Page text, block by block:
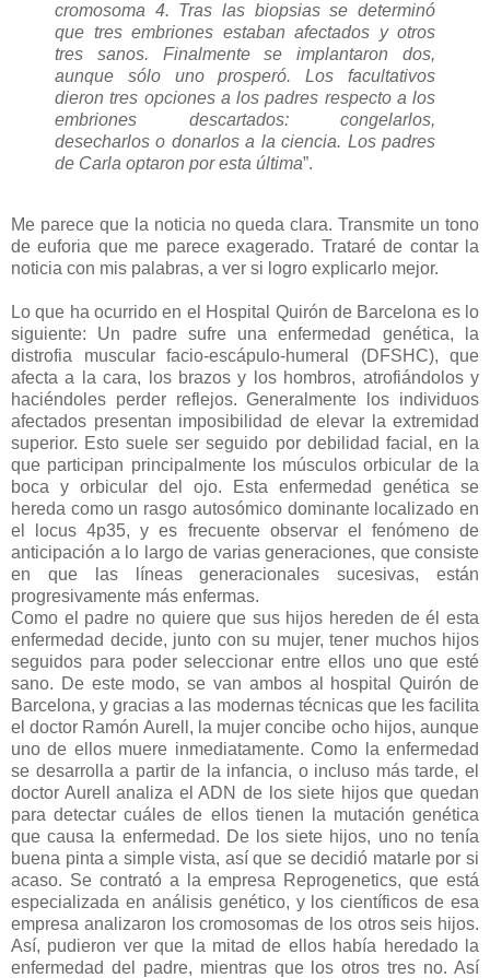
cromosoma 4. Tras las biopsias se determinó
que tres embriones estaban afectados y otros
tres sanos. Finalmente se implantaron dos,
aunque sólo uno prosperó. Los facultativos
dieron tres opciones a los padres respecto a los
embriones descartados: congelarlos,
desecharlos o donarlos a la ciencia. Los padres
de Carla optaron por esta última”.
Me parece que la noticia no queda clara. Transmite un tono
de euforia que me parece exagerado. Trataré de contar la
noticia con mis palabras, a ver si logro explicarlo mejor.
Lo que ha ocurrido en el Hospital Quirón de Barcelona es lo
siguiente: Un padre sufre una enfermedad genética, la
distrofia muscular facio-escápulo-humeral (DFSHC), que
afecta a la cara, los brazos y los hombros, atrofiándolos y
haciéndoles perder reflejos. Generalmente los individuos
afectados presentan imposibilidad de elevar la extremidad
superior. Esto suele ser seguido por debilidad facial, en la
que participan principalmente los músculos orbicular de la
boca y orbicular del ojo. Esta enfermedad genética se
hereda como un rasgo autosómico dominante localizado en
el locus 4p35, y es frecuente observar el fenómeno de
anticipación a lo largo de varias generaciones, que consiste
en que las líneas generacionales sucesivas, están
progresivamente más enfermas.
Como el padre no quiere que sus hijos hereden de él esta
enfermedad decide, junto con su mujer, tener muchos hijos
seguidos para poder seleccionar entre ellos uno que esté
sano. De este modo, se van ambos al hospital Quirón de
Barcelona, y gracias a las modernas técnicas que les facilita
el doctor Ramón Aurell, la mujer concibe ocho hijos, aunque
uno de ellos muere inmediatamente. Como la enfermedad
se desarrolla a partir de la infancia, o incluso más tarde, el
doctor Aurell analiza el ADN de los siete hijos que quedan
para detectar cuáles de ellos tienen la mutación genética
que causa la enfermedad. De los siete hijos, uno no tenía
buena pinta a simple vista, así que se decidió matarle por si
acaso. Se contrató a la empresa Reprogenetics, que está
especializada en análisis genético, y los científicos de esa
empresa analizaron los cromosomas de los otros seis hijos.
Así, pudieron ver que la mitad de ellos había heredado la
enfermedad del padre, mientras que los otros tres no. Así